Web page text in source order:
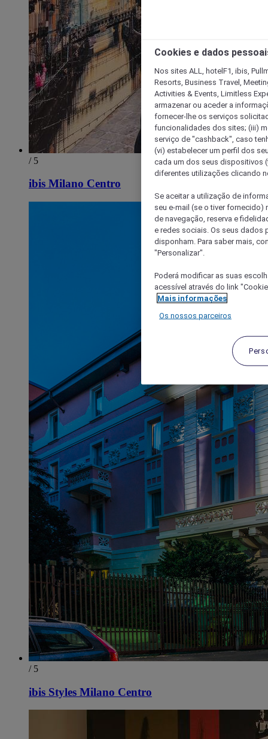
/ 5
ibis Milano Centro
/ 5
ibis Styles Milano Centro
Cookies e dados
Nos sites ALL, hotelF1, ibis,
Resorts, Business Travel,
Activities & Events, Limitless
armazenar ou aceder a
fornecer-lhe os serviços
funcionalidades dos sites; (iii)
serviço de "cashback", caso
(vi) estabelecer um perfil dos
cada um dos seus dispositivos
diferentes utilizações clicando
Se aceitar a utilização de
seu e-mail (se o tiver
de navegação, reserva e
e redes sociais. Os seus dados
disponham. Para saber mais,
"Personalizar".
Poderá modificar as suas
acessível através do link
Mais informações
Os nossos parceiros